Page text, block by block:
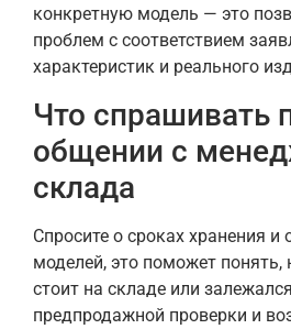
конкретную модель — это
проблем с соответствием
характеристик и реального
Что спрашивать
общении с
склада
Спросите о сроках хранения и
моделей, это поможет понять,
стоит на складе или
предпродажной проверки и